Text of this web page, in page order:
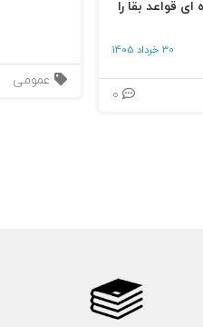
قواعد بقا را
30 خرداد 1405
عمومی